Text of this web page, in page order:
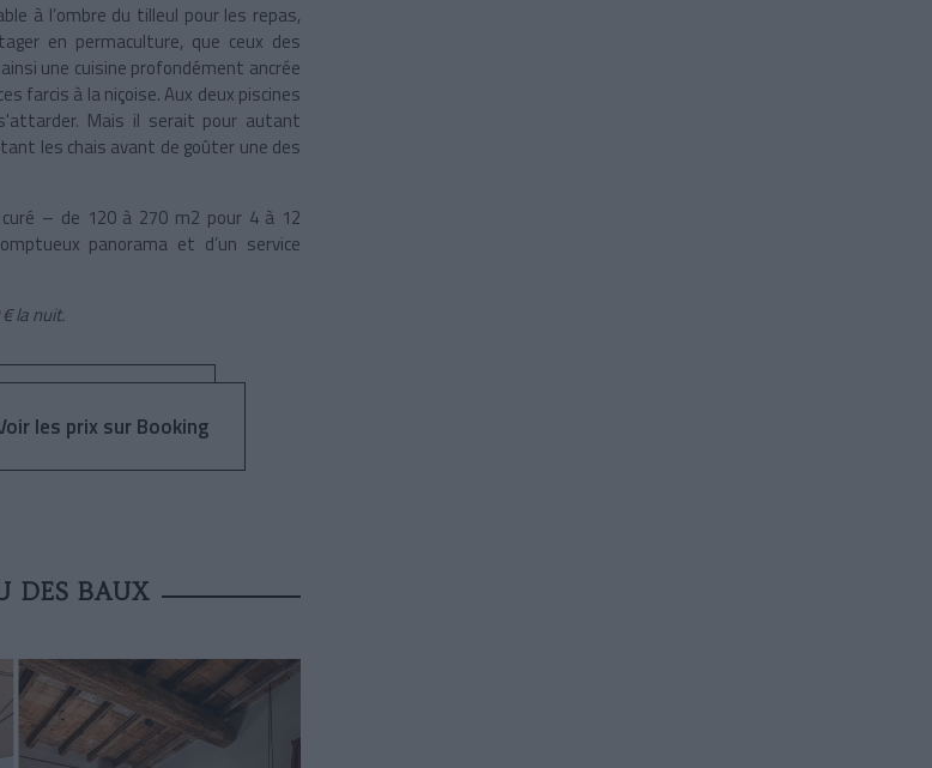
à l’ombre du tilleul pour les repas,
en permaculture, que ceux des
une cuisine profondément ancrée
farcis à la niçoise. Aux deux piscines
Mais il serait pour autant
les chais avant de goûter une des
– de 120 à 270 m2 pour 4 à 12
panorama et d’un service
la nuit.
les prix sur Booking
DES BAUX